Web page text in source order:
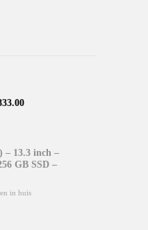
– 13.3 inch –
GB SSD –
in huis